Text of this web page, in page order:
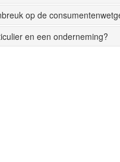
op de
en een onderneming?